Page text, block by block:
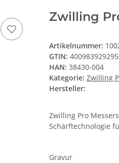
Zwilling
Artikelnummer:
GTIN:
HAN: 38430-004
Kategorie: Zwilling
Hersteller:
Zwilling Pro
Schärftechnologie
Gravur